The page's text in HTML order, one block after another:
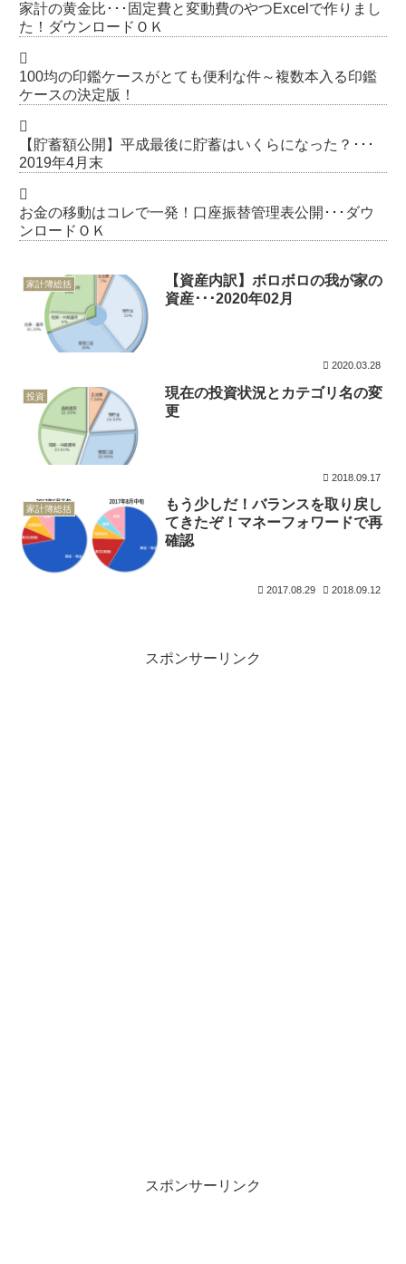
家計の黄金比･･･固定費と変動費のやつExcelで作りまし
た！ダウンロードＯＫ
100均の印鑑ケースがとても便利な件～複数本入る印鑑
ケースの決定版！
【貯蓄額公開】平成最後に貯蓄はいくらになった？･･･
2019年4月末
お金の移動はコレで一発！口座振替管理表公開･･･ダウ
ンロードＯＫ
家計簿総括
【資産内訳】ボロボロの我が家の
資産･･･2020年02月
2020.03.28
投資
現在の投資状況とカテゴリ名の変
更
2018.09.17
家計簿総括
もう少しだ！バランスを取り戻し
てきたぞ！マネーフォワードで再
確認
2017.08.29 2018.09.12
スポンサーリンク
スポンサーリンク